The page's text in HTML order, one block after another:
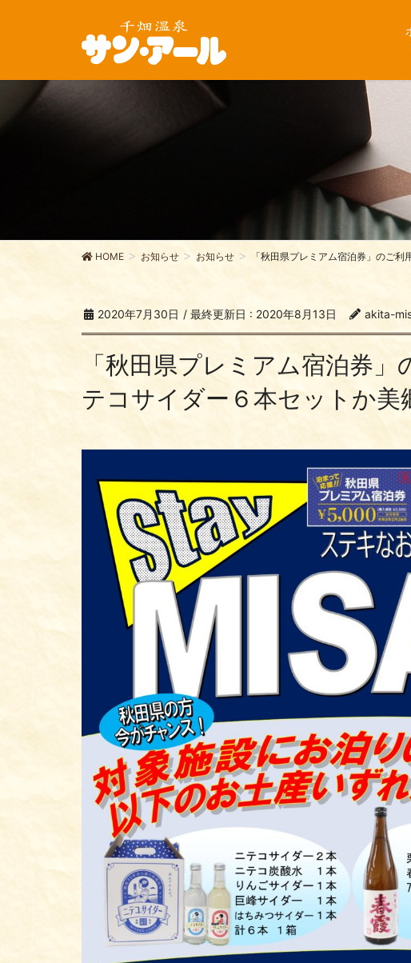
HOME お知らせ お知らせ 「秋田県プレミアム宿泊券」のご
2020年7月30日 / 最終更新日 : 2020年8月13日 akita-
「秋田県プレミアム宿泊券
テコサイダー６本セットか美